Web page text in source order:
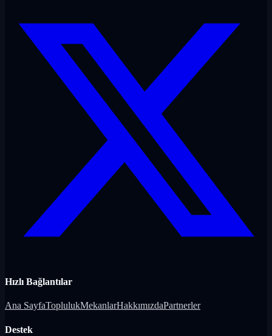
Hızlı Bağlantılar
Ana SayfaToplulukMekanlarHakkımızdaPartnerler
Destek